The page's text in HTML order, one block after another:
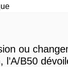
ou
l’A/B50